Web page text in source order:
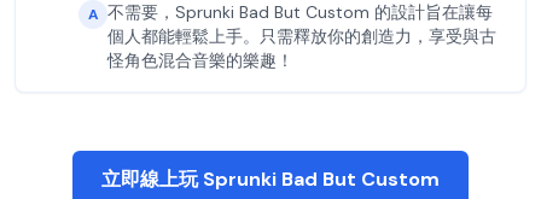
A 不需要，Sprunki Bad But Custom 的設計旨在讓每
個人都能輕鬆上手。只需釋放你的創造力，享受與古
怪角色混合音樂的樂趣！
立即線上玩 Sprunki Bad But Custom